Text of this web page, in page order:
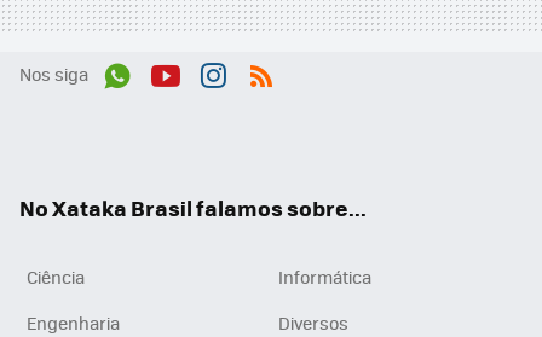
Nos siga
No Xataka Brasil falamos sobre...
Ciência
Informática
Engenharia
Diversos